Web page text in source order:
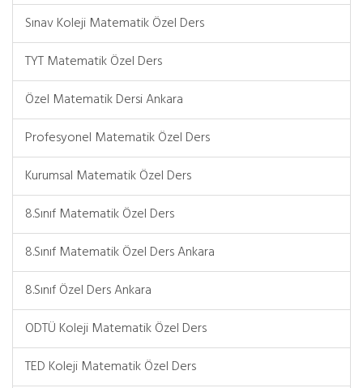
Sınav Koleji Matematik Özel Ders
TYT Matematik Özel Ders
Özel Matematik Dersi Ankara
Profesyonel Matematik Özel Ders
Kurumsal Matematik Özel Ders
8.Sınıf Matematik Özel Ders
8.Sınıf Matematik Özel Ders Ankara
8.Sınıf Özel Ders Ankara
ODTÜ Koleji Matematik Özel Ders
TED Koleji Matematik Özel Ders